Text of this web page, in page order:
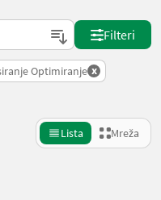
Filteri
Optimiranje x
Lista Mreža